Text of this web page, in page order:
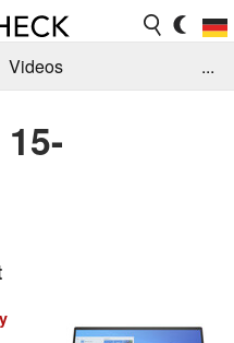
Videos
...